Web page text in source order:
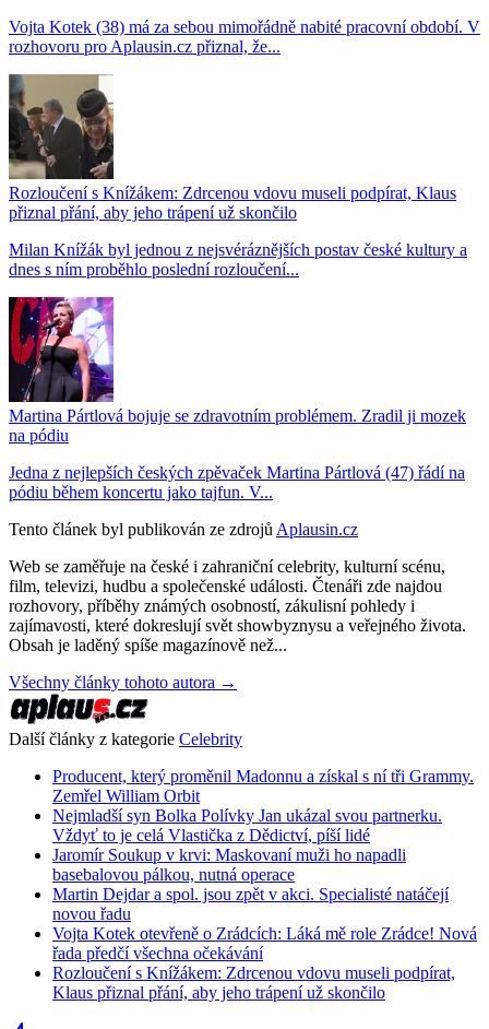
Vojta Kotek (38) má za sebou mimořádně nabité pracovní období. V
rozhovoru pro Aplausin.cz přiznal, že...
Rozloučení s Knížákem: Zdrcenou vdovu museli podpírat, Klaus
přiznal přání, aby jeho trápení už skončilo
Milan Knížák byl jednou z nejsvéráznějších postav české kultury a
dnes s ním proběhlo poslední rozloučení...
Martina Pártlová bojuje se zdravotním problémem. Zradil ji mozek
na pódiu
Jedna z nejlepších českých zpěvaček Martina Pártlová (47) řádí na
pódiu během koncertu jako tajfun. V...
Tento článek byl publikován ze zdrojů Aplausin.cz
Web se zaměřuje na české i zahraniční celebrity, kulturní scénu,
film, televizi, hudbu a společenské události. Čtenáři zde najdou
rozhovory, příběhy známých osobností, zákulisní pohledy i
zajímavosti, které dokreslují svět showbyznysu a veřejného života.
Obsah je laděný spíše magazínově než...
Všechny články tohoto autora →
Další články z kategorie Celebrity
Producent, který proměnil Madonnu a získal s ní tři Grammy.
Zemřel William Orbit
Nejmladší syn Bolka Polívky Jan ukázal svou partnerku.
Vždyť to je celá Vlastička z Dědictví, píší lidé
Jaromír Soukup v krvi: Maskovaní muži ho napadli
basebalovou pálkou, nutná operace
Martin Dejdar a spol. jsou zpět v akci. Specialisté natáčejí
novou řadu
Vojta Kotek otevřeně o Zrádcích: Láká mě role Zrádce! Nová
řada předčí všechna očekávání
Rozloučení s Knížákem: Zdrcenou vdovu museli podpírat,
Klaus přiznal přání, aby jeho trápení už skončilo